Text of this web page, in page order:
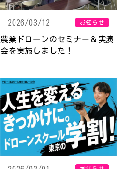
2026/03/12 お知らせ
農業ドローンのセミナー＆実演
会を実施しました！